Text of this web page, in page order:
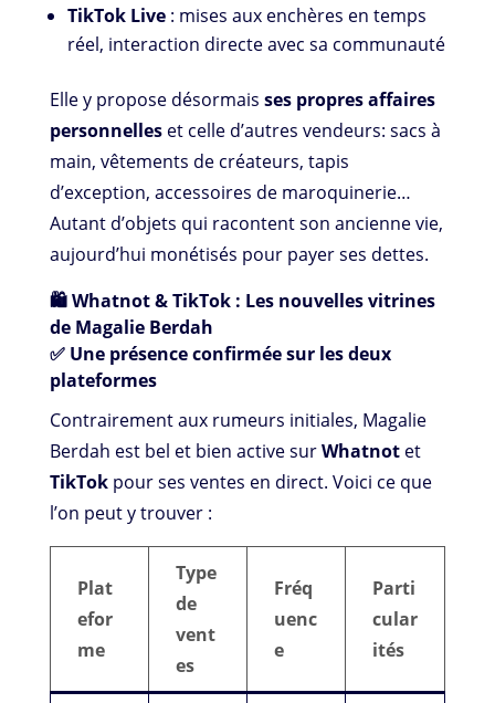
TikTok Live: mises aux enchères en temps
réel, interaction directe avec sa communauté
Elle y propose désormais ses propres affaires
personnelleset celle d’autres vendeurs: sacs à
main, vêtements de créateurs, tapis
d’exception, accessoires de maroquinerie…
Autant d’objets qui racontent son ancienne vie,
aujourd’hui monétisés pour payer ses dettes.
🛍️ Whatnot & TikTok : Les nouvelles vitrines
de Magalie Berdah
✅ Une présence confirmée sur les deux
plateformes
Contrairement aux rumeurs initiales, Magalie
Berdah est bel et bien active surWhatnotet
TikTokpour ses ventes en direct. Voici ce que
l’on peut y trouver :
Plat
efor
me
Type
de
vent
es
Fréq
uenc
e
Parti
cular
ités